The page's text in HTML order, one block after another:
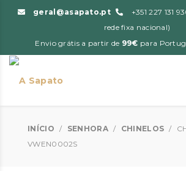
geral@asapato.pt
+351 227 131
rede fixa nacional)
Envio grátis a partir de 99€ para
INÍCIO / SENHORA / CHINELOS /
VWEN0002S